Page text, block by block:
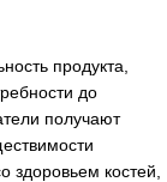
продукта,
до
получают
здоровьем костей,